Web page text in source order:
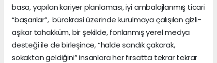
basa, yapılan kariyer planlaması, iyi ambalajlanmış ticari
“başarılar”, bürokrasi üzerinde kurulmaya çalışılan gizli-
aşikar tahakküm, bir şekilde, fonlanmış yerel medya
desteği ile de birleşince, “halde sandık çakarak,
sokaktan geldiğini” insanlara her fırsatta tekrar tekrar